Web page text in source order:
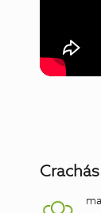
Crachás